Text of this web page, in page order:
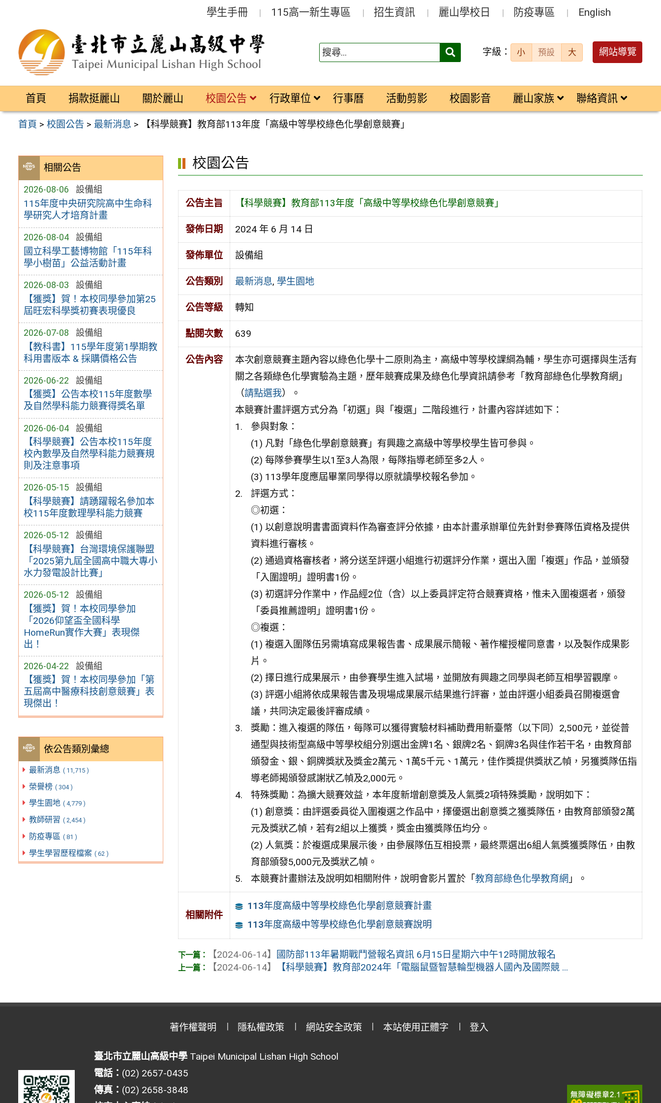
區
學生手冊 115高一新生專區 招生資訊 麗山學校日 防疫專區 English
搜
字級： 小 預設 大 網站導覽
首頁 捐款挺麗山 關於麗山 校園公告 行政單位 行事曆 活動剪影 校園影音 麗山家族 聯絡資訊
首頁 >校園公告 > 最新消息 > 【科學競賽】教育部113年度「高級中等學校綠色化學創意競賽」
相關公告
2026-08-06 設備組
115年度中央研究院高中生命科
學研究人才培育計畫
2026-08-04 設備組
國立科學工藝博物館「115年科
學小樹苗」公益活動計畫
2026-08-03 設備組
【獲獎】賀！本校同學參加第25
屆旺宏科學獎初賽表現優良
2026-07-08 設備組
【教科書】115學年度第1學期教
科用書版本 & 採購價格公告
2026-06-22 設備組
【獲獎】公告本校115年度數學
及自然學科能力競賽得獎名單
2026-06-04 設備組
【科學競賽】公告本校115年度
校內數學及自然學科能力競賽規
則及注意事項
2026-05-15 設備組
【科學競賽】請踴躍報名參加本
校115年度數理學科能力競賽
2026-05-12 設備組
【科學競賽】台灣環境保護聯盟
「2025第九屆全國高中職大專小
水力發電設計比賽」
2026-05-12 設備組
【獲獎】賀！本校同學參加
「2026仰望盃全國科學
HomeRun實作大賽」表現傑
出！
2026-04-22 設備組
【獲獎】賀！本校同學參加「第
五屆高中醫療科技創意競賽」表
現傑出！
依公告類別彙總
最新消息 ( 11,715 )
榮譽榜 ( 304 )
學生園地 ( 4,779 )
教師研習 ( 2,454 )
防疫專區 ( 81 )
學生學習歷程檔案 ( 62 )
校園公告
公告主旨 【科學競賽】教育部113年度「高級中等學校綠色化學創意競賽」
發佈日期 2024 年 6 月 14 日
發佈單位 設備組
公告類別 最新消息, 學生園地
公告等級 轉知
點閱次數 639
公告內容
本次創意競賽主題內容以綠色化學十二原則為主，高級中等學校課綱為輔，學生亦可選擇與生活有
關之各類綠色化學實驗為主題，歷年競賽成果及綠色化學資訊請參考「教育部綠色化學教育網」
（請點選我）。
本競賽計畫評選方式分為「初選」與「複選」二階段進行，計畫內容詳述如下：
參與對象：
(1) 凡對「綠色化學創意競賽」有興趣之高級中等學校學生皆可參與。
(2) 每隊參賽學生以1至3人為限，每隊指導老師至多2人。
(3) 113學年度應屆畢業同學得以原就讀學校報名參加。
評選方式：
◎初選：
(1) 以創意說明書書面資料作為審查評分依據，由本計畫承辦單位先針對參賽隊伍資格及提供
資料進行審核。
(2) 通過資格審核者，將分送至評選小組進行初選評分作業，選出入圍「複選」作品，並頒發
「入圍證明」證明書1份。
(3) 初選評分作業中，作品經2位（含）以上委員評定符合競賽資格，惟未入圍複選者，頒發
「委員推薦證明」證明書1份。
◎複選：
(1) 複選入圍隊伍另需填寫成果報告書、成果展示簡報、著作權授權同意書，以及製作成果影
片。
(2) 擇日進行成果展示，由參賽學生進入試場，並開放有興趣之同學與老師互相學習觀摩。
(3) 評選小組將依成果報告書及現場成果展示結果進行評審，並由評選小組委員召開複選會
議，共同決定最後評審成績。
獎勵：進入複選的隊伍，每隊可以獲得實驗材料補助費用新臺幣（以下同）2,500元，並從普
通型與技術型高級中等學校組分別選出金牌1名、銀牌2名、銅牌3名與佳作若干名，由教育部
頒發金、銀、銅牌獎狀及獎金2萬元、1萬5千元、1萬元，佳作獎提供獎狀乙幀，另獲獎隊伍指
導老師揭頒發感謝狀乙幀及2,000元。
特殊獎勵：為擴大競賽效益，本年度新增創意獎及人氣獎2項特殊獎勵，說明如下：
(1) 創意獎：由評選委員從入圍複選之作品中，擇優選出創意獎之獲獎隊伍，由教育部頒發2萬
元及獎狀乙幀，若有2組以上獲獎，獎金由獲獎隊伍均分。
(2) 人氣獎：於複選成果展示後，由參展隊伍互相投票，最終票選出6組人氣獎獲獎隊伍，由教
育部頒發5,000元及獎狀乙幀。
本競賽計畫辦法及說明如相關附件，說明會影片置於「教育部綠色化學教育網 」。
相關附件
113年度高級中等學校綠色化學創意競賽計畫
113年度高級中等學校綠色化學創意競賽說明
【2024-06-14】
國防部113年暑期戰鬥營報名資訊 6月15日星期六中午12時開放報名
【2024-06-14】
【科學競賽】教育部2024年「電腦鼠暨智慧輪型機器人國內及國際競 ...
著作權聲明 隱私權政策 網站安全政策 本站使用正體字 登入
臺北市立麗山高級中學Taipei Municipal Lishan High School
電話： (02) 2657-0435
傳真： (02) 2658-3848